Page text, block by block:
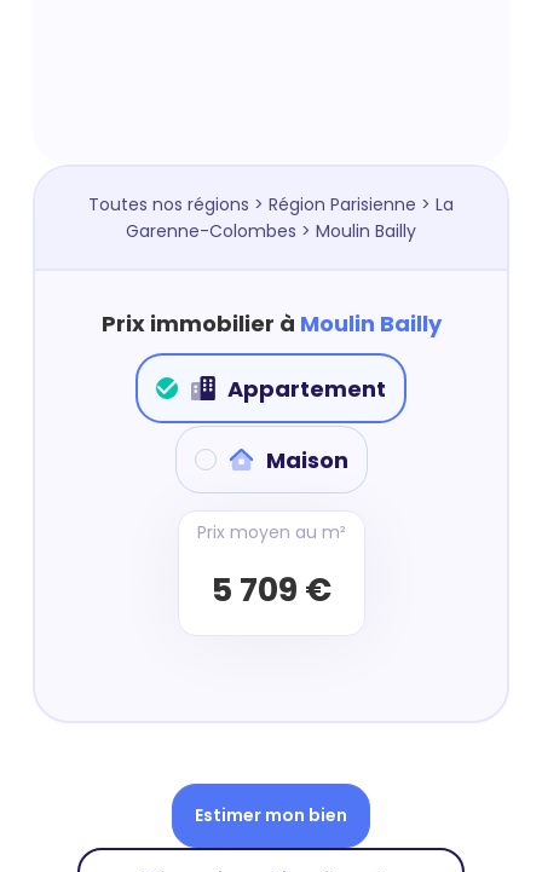
Toutes nos régions > Région Parisienne > La
Garenne-Colombes > Moulin Bailly
Prix immobilier à Moulin Bailly
Appartement
Maison
Prix moyen au m²
5 709 €
Estimer mon bien